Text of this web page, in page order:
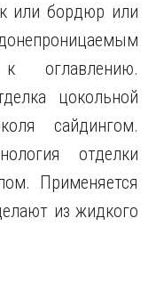
или бордюр или
оглавлению.
цокольной
сайдингом.
отделки
Применяется
из жидкого